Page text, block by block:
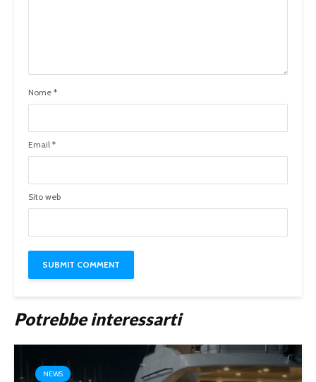
Nome *
Email *
Sito web
Potrebbe interessarti
NEWS